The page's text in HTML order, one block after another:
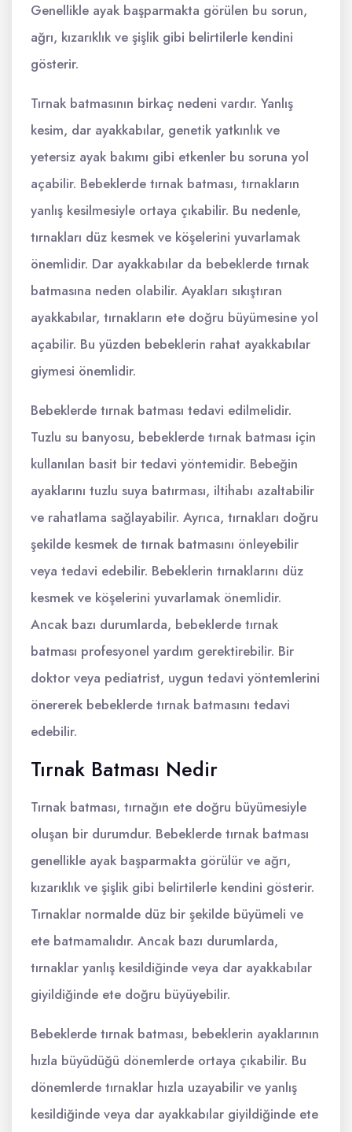
Genellikle ayak başparmakta görülen bu sorun,
ağrı, kızarıklık ve şişlik gibi belirtilerle kendini
gösterir.
Tırnak batmasının birkaç nedeni vardır. Yanlış
kesim, dar ayakkabılar, genetik yatkınlık ve
yetersiz ayak bakımı gibi etkenler bu soruna yol
açabilir. Bebeklerde tırnak batması, tırnakların
yanlış kesilmesiyle ortaya çıkabilir. Bu nedenle,
tırnakları düz kesmek ve köşelerini yuvarlamak
önemlidir. Dar ayakkabılar da bebeklerde tırnak
batmasına neden olabilir. Ayakları sıkıştıran
ayakkabılar, tırnakların ete doğru büyümesine yol
açabilir. Bu yüzden bebeklerin rahat ayakkabılar
giymesi önemlidir.
Bebeklerde tırnak batması tedavi edilmelidir.
Tuzlu su banyosu, bebeklerde tırnak batması için
kullanılan basit bir tedavi yöntemidir. Bebeğin
ayaklarını tuzlu suya batırması, iltihabı azaltabilir
ve rahatlama sağlayabilir. Ayrıca, tırnakları doğru
şekilde kesmek de tırnak batmasını önleyebilir
veya tedavi edebilir. Bebeklerin tırnaklarını düz
kesmek ve köşelerini yuvarlamak önemlidir.
Ancak bazı durumlarda, bebeklerde tırnak
batması profesyonel yardım gerektirebilir. Bir
doktor veya pediatrist, uygun tedavi yöntemlerini
önererek bebeklerde tırnak batmasını tedavi
edebilir.
Tırnak Batması Nedir
Tırnak batması, tırnağın ete doğru büyümesiyle
oluşan bir durumdur. Bebeklerde tırnak batması
genellikle ayak başparmakta görülür ve ağrı,
kızarıklık ve şişlik gibi belirtilerle kendini gösterir.
Tırnaklar normalde düz bir şekilde büyümeli ve
ete batmamalıdır. Ancak bazı durumlarda,
tırnaklar yanlış kesildiğinde veya dar ayakkabılar
giyildiğinde ete doğru büyüyebilir.
Bebeklerde tırnak batması, bebeklerin ayaklarının
hızla büyüdüğü dönemlerde ortaya çıkabilir. Bu
dönemlerde tırnaklar hızla uzayabilir ve yanlış
kesildiğinde veya dar ayakkabılar giyildiğinde ete